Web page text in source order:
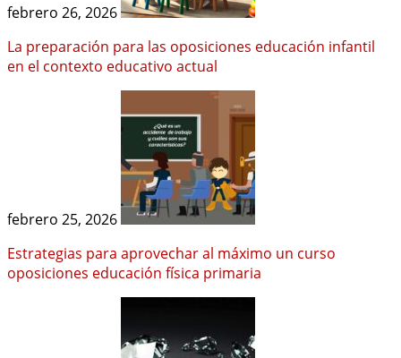
febrero 26, 2026
La preparación para las oposiciones educación infantil
en el contexto educativo actual
febrero 25, 2026
Estrategias para aprovechar al máximo un curso
oposiciones educación física primaria